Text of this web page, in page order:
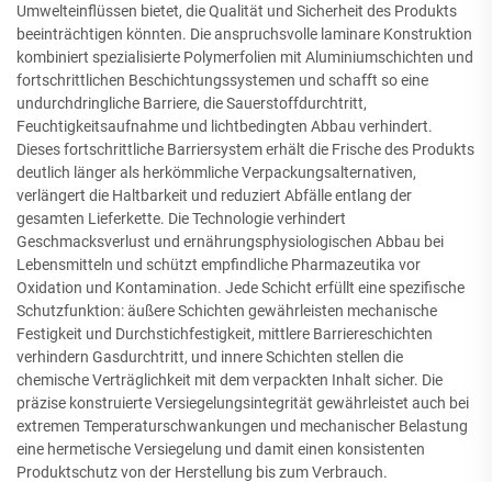
Umwelteinflüssen bietet, die Qualität und Sicherheit des Produkts
beeinträchtigen könnten. Die anspruchsvolle laminare Konstruktion
kombiniert spezialisierte Polymerfolien mit Aluminiumschichten und
fortschrittlichen Beschichtungssystemen und schafft so eine
undurchdringliche Barriere, die Sauerstoffdurchtritt,
Feuchtigkeitsaufnahme und lichtbedingten Abbau verhindert.
Dieses fortschrittliche Barriersystem erhält die Frische des Produkts
deutlich länger als herkömmliche Verpackungsalternativen,
verlängert die Haltbarkeit und reduziert Abfälle entlang der
gesamten Lieferkette. Die Technologie verhindert
Geschmacksverlust und ernährungsphysiologischen Abbau bei
Lebensmitteln und schützt empfindliche Pharmazeutika vor
Oxidation und Kontamination. Jede Schicht erfüllt eine spezifische
Schutzfunktion: äußere Schichten gewährleisten mechanische
Festigkeit und Durchstichfestigkeit, mittlere Barriereschichten
verhindern Gasdurchtritt, und innere Schichten stellen die
chemische Verträglichkeit mit dem verpackten Inhalt sicher. Die
präzise konstruierte Versiegelungsintegrität gewährleistet auch bei
extremen Temperaturschwankungen und mechanischer Belastung
eine hermetische Versiegelung und damit einen konsistenten
Produktschutz von der Herstellung bis zum Verbrauch.